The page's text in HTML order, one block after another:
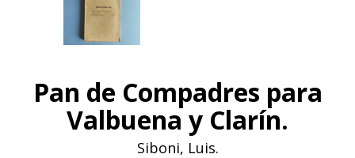
Pan de Compadres para
Valbuena y Clarín.
Siboni, Luis.